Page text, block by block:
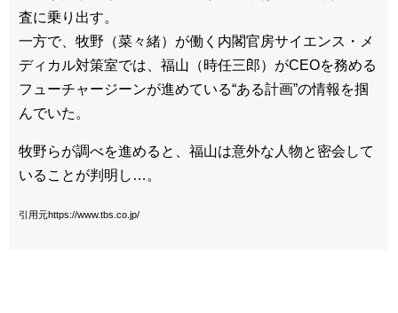
査に乗り出す。
一方で、牧野（菜々緒）が働く内閣官房サイエンス・メ
ディカル対策室では、福山（時任三郎）がCEOを務める
フューチャージーンが進めている“ある計画”の情報を掴
んでいた。
牧野らが調べを進めると、福山は意外な人物と密会して
いることが判明し…。
引用元https://www.tbs.co.jp/